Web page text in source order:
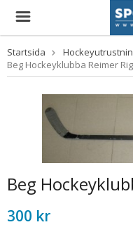
Startsida
Beg Hockeyklubba Reimer
Beg
300 kr